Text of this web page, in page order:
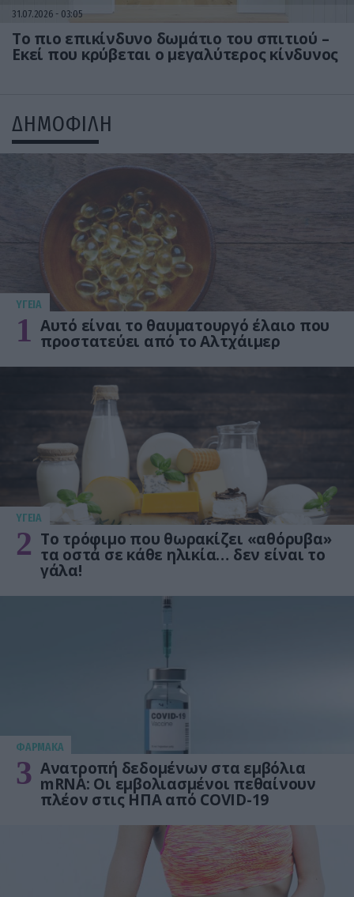
31.07.2026 03:05
Το πιο επικίνδυνο δωμάτιο του σπιτιού –
Εκεί που κρύβεται ο μεγαλύτερος κίνδυνος
ΔΗΜΟΦΙΛΗ
ΥΓΕΙΑ
1 Αυτό είναι το θαυματουργό έλαιο που
προστατεύει από το Αλτχάιμερ
ΥΓΕΙΑ
2 Το τρόφιμο που θωρακίζει «αθόρυβα»
τα οστά σε κάθε ηλικία… δεν είναι το
γάλα!
ΦΑΡΜΑΚΑ
3 Ανατροπή δεδομένων στα εμβόλια
mRNA: Οι εμβολιασμένοι πεθαίνουν
πλέον στις ΗΠΑ από COVID-19